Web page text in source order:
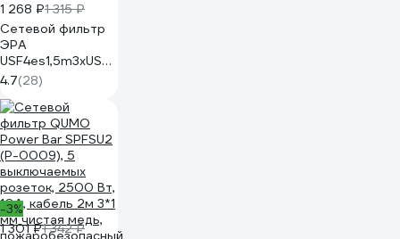
1 268 ₽1 315 ₽
Сетевой фильтр
ЭРА
USF4es1,5m3xUSBAB
с базовой
защитой, с
заземлением, с
выключателем, 4
розетки, 3xUSB
Б0059568
4.7(28)
-3%
1 301 ₽1 342 ₽